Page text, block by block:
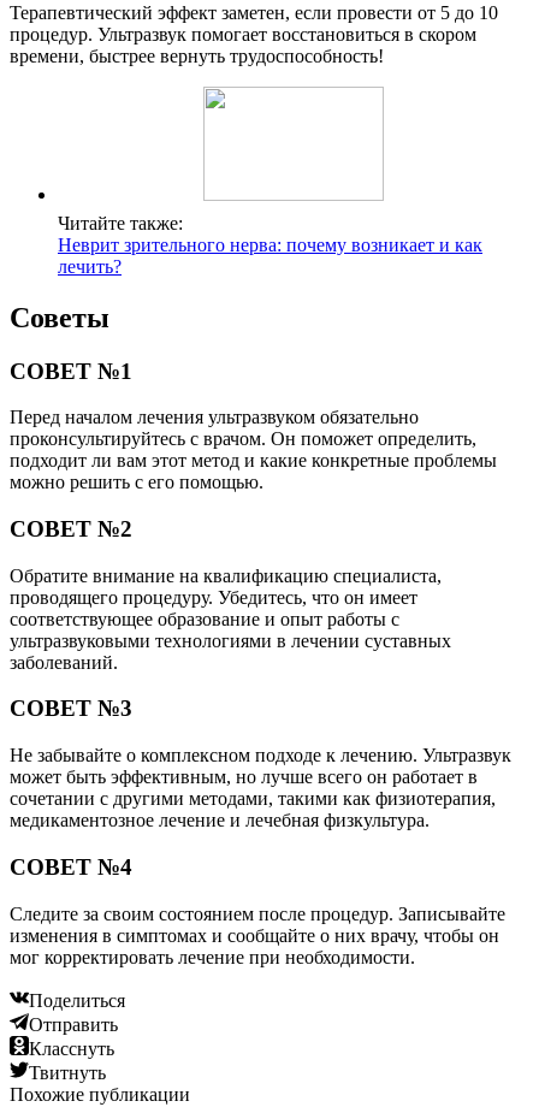
Терапевтический эффект заметен, если провести от 5 до 10
процедур. Ультразвук помогает восстановиться в скором
времени, быстрее вернуть трудоспособность!
Читайте также:
Неврит зрительного нерва: почему возникает и как
лечить?
Советы
СОВЕТ №1
Перед началом лечения ультразвуком обязательно
проконсультируйтесь с врачом. Он поможет определить,
подходит ли вам этот метод и какие конкретные проблемы
можно решить с его помощью.
СОВЕТ №2
Обратите внимание на квалификацию специалиста,
проводящего процедуру. Убедитесь, что он имеет
соответствующее образование и опыт работы с
ультразвуковыми технологиями в лечении суставных
заболеваний.
СОВЕТ №3
Не забывайте о комплексном подходе к лечению. Ультразвук
может быть эффективным, но лучше всего он работает в
сочетании с другими методами, такими как физиотерапия,
медикаментозное лечение и лечебная физкультура.
СОВЕТ №4
Следите за своим состоянием после процедур. Записывайте
изменения в симптомах и сообщайте о них врачу, чтобы он
мог корректировать лечение при необходимости.
Поделиться
Отправить
Класснуть
Твитнуть
Похожие публикации